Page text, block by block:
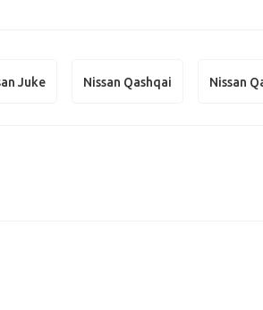
Juke Nissan Qashqai Nissan